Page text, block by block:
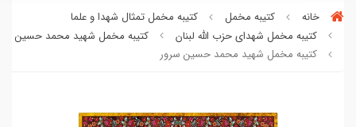
خانه کتیبه مخمل
کتیبه مخمل تمثال شهدا و علما
کتیبه مخمل شهدای حزب الله لبنان
کتیبه مخمل شهید محمد حسین
کتیبه مخمل شهید محمد حسین سرور